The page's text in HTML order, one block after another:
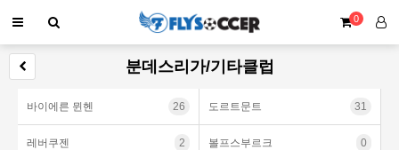
0
분데스리가/기타클럽
바이에른 뮌헨 26 도르트문트 31
레버쿠젠 2 볼프스부르크 0